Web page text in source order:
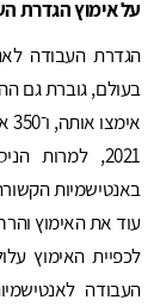
על אימוץ הגדרת
2021, למרות
באנטישמיות
עוד את האימוץ
לכפיית האימוץ